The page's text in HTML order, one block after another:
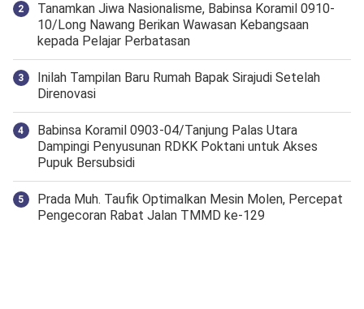
Tanamkan Jiwa Nasionalisme, Babinsa Koramil 0910-
10/Long Nawang Berikan Wawasan Kebangsaan
kepada Pelajar Perbatasan
Inilah Tampilan Baru Rumah Bapak Sirajudi Setelah
Direnovasi
‎Babinsa Koramil 0903-04/Tanjung Palas Utara
Dampingi Penyusunan RDKK Poktani untuk Akses
Pupuk Bersubsidi
Prada Muh. Taufik Optimalkan Mesin Molen, Percepat
Pengecoran Rabat Jalan TMMD ke-129